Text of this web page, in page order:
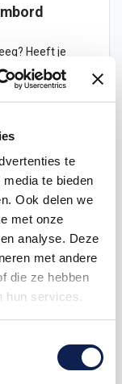
te
te bieden
Ook delen we
met onze
analyse. Deze
met andere
die ze hebben
hun services.
Heeft je
Wordt
Of wil je
een collega
houten
of klik
VAN